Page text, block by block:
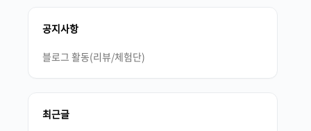
공지사항
블로그 활동(리뷰/체험단)
최근글